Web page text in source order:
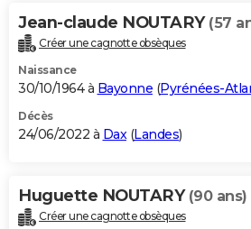
Jean-claude NOUTARY (57
Créer une cagnotte obsèques
Naissance
30/10/1964 à Bayonne (Pyrénées-
Décès
24/06/2022 à Dax(Landes)
Huguette NOUTARY (90 ans)
Créer une cagnotte obsèques